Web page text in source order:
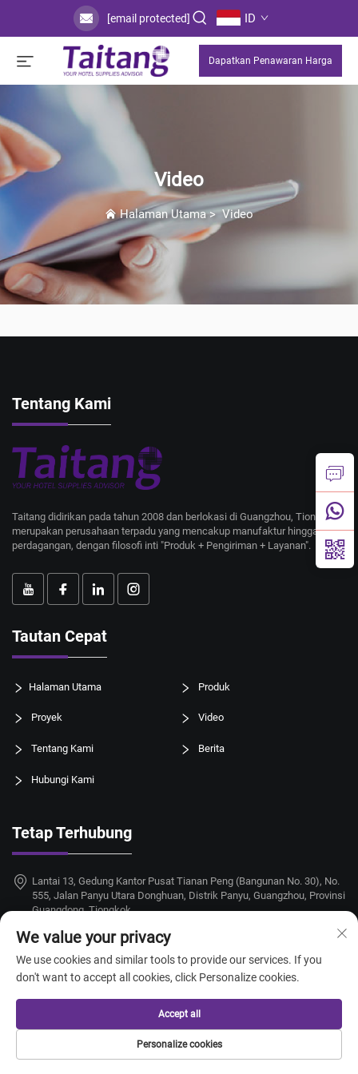
[email protected] ID
Dapatkan Penawaran Harga
Video
Halaman Utama>Video
Tentang Kami
Taitang didirikan pada tahun 2008 dan berlokasi di Guangzhou, Tiongkok;
merupakan perusahaan terpadu yang mencakup manufaktur hingga
perdagangan, dengan filosofi inti "Produk + Pengiriman + Layanan".
Tautan Cepat
Halaman Utama Produk
Proyek Video
Tentang Kami Berita
Hubungi Kami
Tetap Terhubung
Lantai 13, Gedung Kantor Pusat Tianan Peng (Bangunan No. 30), No.
555, Jalan Panyu Utara Donghuan, Distrik Panyu, Guangzhou, Provinsi
Guangdong, Tiongkok
+86-18924068214
[email protected]
Hak Cipta © 2026 Guangzhou Taitang Hotel Supplies Co., Ltd. Hak cipta
dilindungi undang-undang. —Kebijakan privasi
We value your privacy
We use cookies and similar tools to provide our services. If you
don't want to accept all cookies, click Personalize cookies.
Personalize cookies
Accept all